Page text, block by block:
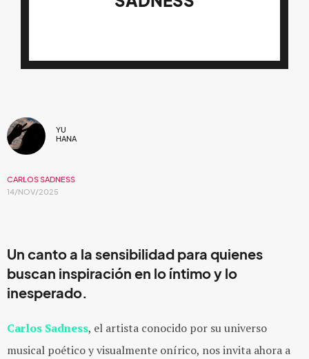
YU
HANA
CARLOS SADNESS
14/NOV/2025
Un canto a la sensibilidad para quienes
buscan inspiración en lo íntimo y lo
inesperado.
Carlos Sadness, el artista conocido por su universo
musical poético y visualmente onírico, nos invita ahora a